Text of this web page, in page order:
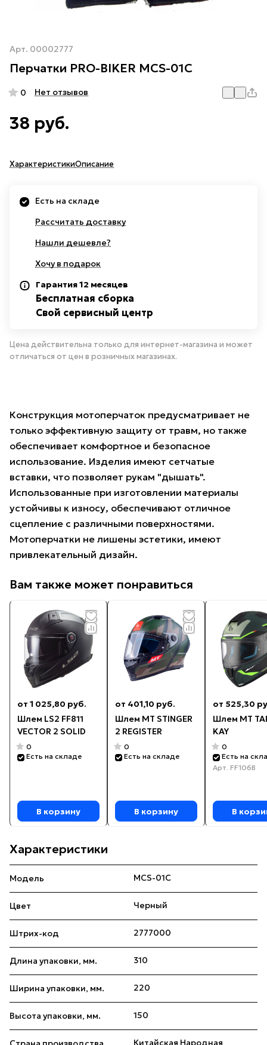
Арт. 00002777
Перчатки PRO-BIKER MCS-01C
0 Нет отзывов
38 руб.
ХарактеристикиОписание
Есть на складе
Рассчитать доставку
Нашли дешевле?
Хочу в подарок
Гарантия 12 месяцев
Бесплатная сборка
Свой сервисный центр
Цена действительна только для интернет-магазина и может
отличаться от цен в розничных магазинах.
Конструкция мотоперчаток предусматривает не
только эффективную защиту от травм, но также
обеспечивает комфортное и безопасное
использование. Изделия имеют сетчатые
вставки, что позволяет рукам "дышать".
Использованные при изготовлении материалы
устойчивы к износу, обеспечивают отличное
сцепление с различными поверхностями.
Мотоперчатки не лишены эстетики, имеют
привлекательный дизайн.
Вам также может понравиться
от 1 025,80 руб.
Шлем LS2 FF811
VECTOR 2 SOLID
0
Есть на складе
В корзину
от 401,10 руб.
Шлем MT STINGER
2 REGISTER
0
Есть на складе
В корзину
от 525,30
Шлем MT
KAY
0
Есть на
Арт. FF106B
В
Характеристики
Модель MCS-01C
Цвет Черный
Штрих-код 2777000
Длина упаковки, мм. 310
Ширина упаковки, мм. 220
Высота упаковки, мм. 150